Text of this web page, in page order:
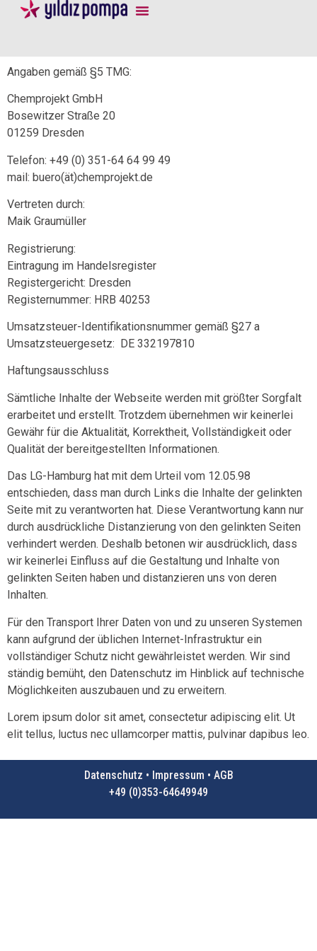
Angaben gemäß §5 TMG:
Chemprojekt GmbH
Bosewitzer Straße 20
01259 Dresden
Telefon: +49 (0) 351-64 64 99 49
mail: buero(ät)chemprojekt.de
Vertreten durch:
Maik Graumüller
Registrierung:
Eintragung im Handelsregister
Registergericht: Dresden
Registernummer: HRB 40253
Umsatzsteuer-Identifikationsnummer gemäß §27 a
Umsatzsteuergesetz: DE 332197810
Haftungsausschluss
Sämtliche Inhalte der Webseite werden mit größter Sorgfalt
erarbeitet und erstellt. Trotzdem übernehmen wir keinerlei
Gewähr für die Aktualität, Korrektheit, Vollständigkeit oder
Qualität der bereitgestellten Informationen.
Das LG-Hamburg hat mit dem Urteil vom 12.05.98
entschieden, dass man durch Links die Inhalte der gelinkten
Seite mit zu verantworten hat. Diese Verantwortung kann nur
durch ausdrückliche Distanzierung von den gelinkten Seiten
verhindert werden. Deshalb betonen wir ausdrücklich, dass
wir keinerlei Einfluss auf die Gestaltung und Inhalte von
gelinkten Seiten haben und distanzieren uns von deren
Inhalten.
Für den Transport Ihrer Daten von und zu unseren Systemen
kann aufgrund der üblichen Internet-Infrastruktur ein
vollständiger Schutz nicht gewährleistet werden. Wir sind
ständig bemüht, den Datenschutz im Hinblick auf technische
Möglichkeiten auszubauen und zu erweitern.
Lorem ipsum dolor sit amet, consectetur adipiscing elit. Ut
elit tellus, luctus nec ullamcorper mattis, pulvinar dapibus leo.
Datenschutz • Impressum • AGB
+49 (0)353-64649949